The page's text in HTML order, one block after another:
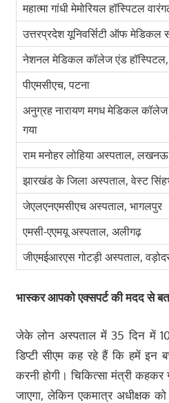
महात्मा गांधी मेमोरियल हॉस्पिटल
उत्तरप्रदेश यूनिवर्सिटी ऑफ
नेशनल मेडिकल कॉलेज एंड हॉस्पिटल,
पीएमसीएच, पटना
अनुग्रह नारायण मगध मेडिकल कॉलेज
गया
राम मनोहर लोहिया अस्पताल, लखनऊ
झारखंड के जिला अस्पताल, वेस्ट
जेएलएनएमसीएच अस्पताल, भागलपुर
एमसी-एएमयू अस्पताल, अलीगढ़
जीएमईआरएस गोटड़ी अस्पताल,
भास्कर आपको एक्सपर्ट की मदद से
जेके लोन अस्पताल में 35 दिन में
डिप्टी सीएम कह रहे हैं कि हमें इन
करनी होगी। चिकित्सा मंत्री कहकर
जाएगा, लेकिन एकमात्र अधीक्षक